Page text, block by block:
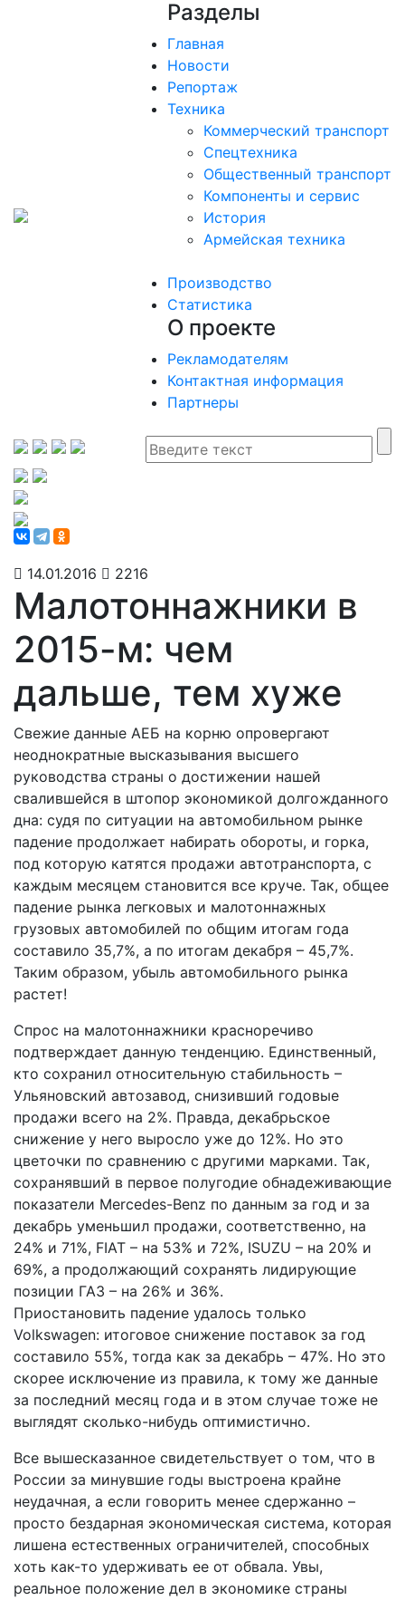
Разделы
Главная
Новости
Репортаж
Техника
Коммерческий транспорт
Спецтехника
Общественный транспорт
Компоненты и сервис
История
Армейская техника
Производство
Статистика
О проекте
Рекламодателям
Контактная информация
Партнеры
14.01.2016 2216
Малотоннажники в
2015-м: чем
дальше, тем хуже
Свежие данные АЕБ на корню опровергают
неоднократные высказывания высшего
руководства страны о достижении нашей
свалившейся в штопор экономикой долгожданного
дна: судя по ситуации на автомобильном рынке
падение продолжает набирать обороты, и горка,
под которую катятся продажи автотранспорта, с
каждым месяцем становится все круче. Так, общее
падение рынка легковых и малотоннажных
грузовых автомобилей по общим итогам года
составило 35,7%, а по итогам декабря – 45,7%.
Таким образом, убыль автомобильного рынка
растет!
Спрос на малотоннажники красноречиво
подтверждает данную тенденцию. Единственный,
кто сохранил относительную стабильность –
Ульяновский автозавод, снизивший годовые
продажи всего на 2%. Правда, декабрьское
снижение у него выросло уже до 12%. Но это
цветочки по сравнению с другими марками. Так,
сохранявший в первое полугодие обнадеживающие
показатели Mercedes-Benz по данным за год и за
декабрь уменьшил продажи, соответственно, на
24% и 71%, FIAT ­– на 53% и 72%, ISUZU – на 20% и
69%, а продолжающий сохранять лидирующие
позиции ГАЗ – на 26% и 36%.
Приостановить падение удалось только
Volkswagen: итоговое снижение поставок за год
составило 55%, тогда как за декабрь – 47%. Но это
скорее исключение из правила, к тому же данные
за последний месяц года и в этом случае тоже не
выглядят сколько-нибудь оптимистично.
Все вышесказанное свидетельствует о том, что в
России за минувшие годы выстроена крайне
неудачная, а если говорить менее сдержанно –
просто бездарная экономическая система, которая
лишена естественных ограничителей, способных
хоть как-то удерживать ее от обвала. Увы,
реальное положение дел в экономике страны